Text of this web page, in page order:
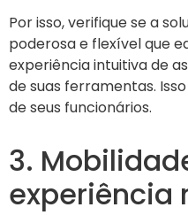
Por isso, verifique se a
poderosa e flexível que
experiência intuitiva de
de suas ferramentas.
de seus funcionários.
3.
experiência